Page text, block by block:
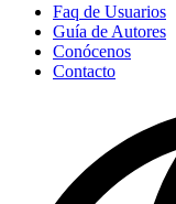
Faq de Usuarios
Guía de Autores
Conócenos
Contacto